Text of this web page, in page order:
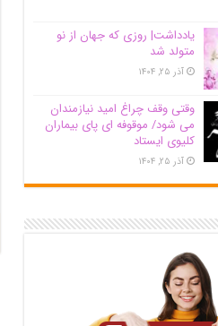
یادداشت| روزی که جهان از نو
متولد شد
آذر ۲۵, ۱۴۰۴
وقتی وقف چراغ امید نیازمندان
می شود/ موقوفه ای پای بیماران
کلیوی ایستاد
آذر ۲۵, ۱۴۰۴